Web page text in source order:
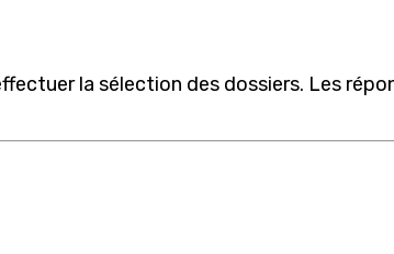
la sélection des dossiers. Les